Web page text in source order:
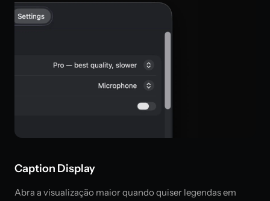
Caption Display
Abra a visualização maior quando quiser legendas em